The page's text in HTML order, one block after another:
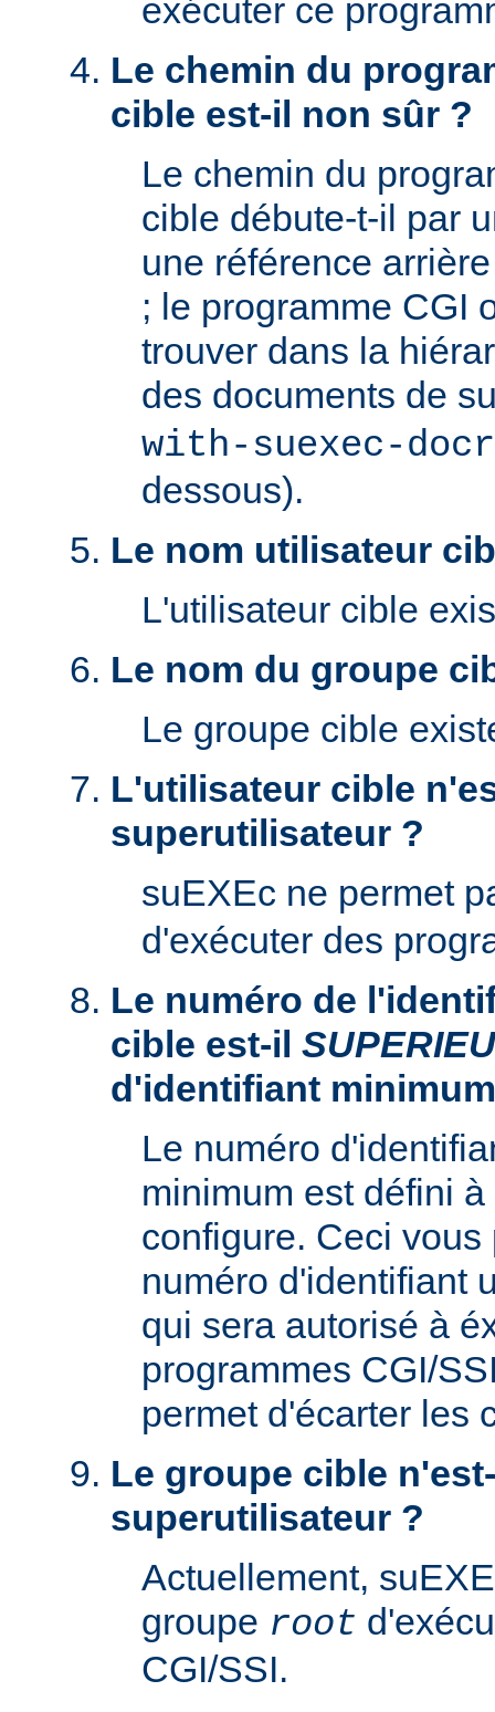
exécuter ce
Le chemin du
cible est-il non sûr ?
Le chemin du
cible débute-t-il par
une référence
; le programme CGI
trouver dans la
des documents de
with-suexec-
dessous).
Le nom utilisateur
L'utilisateur cible
Le nom du groupe
Le groupe cible
L'utilisateur cible
superutilisateur ?
suEXEc ne permet
d'exécuter des
Le numéro de
cible est-il
d'identifiant
Le numéro
minimum est défini
configure. Ceci
numéro d'identifiant
qui sera autorisé à
programmes CGI/
permet d'écarter les
Le groupe cible
superutilisateur ?
Actuellement,
groupe root
CGI/SSI.